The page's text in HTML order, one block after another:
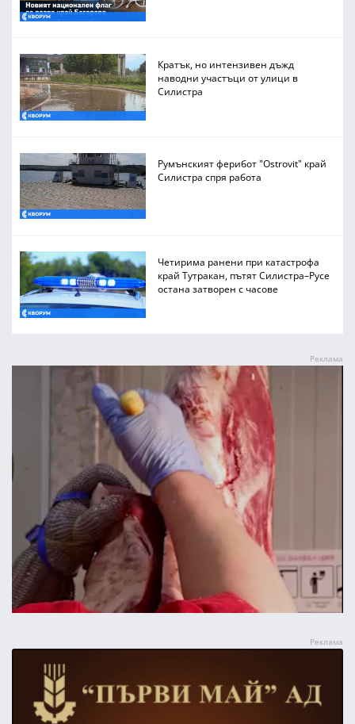
Кратък, но интензивен дъжд
наводни участъци от улици в
Силистра
Румънският ферибот "Ostrovit" край
Силистра спря работа
Четирима ранени при катастрофа
край Тутракан, пътят Силистра–Русе
остана затворен с часове